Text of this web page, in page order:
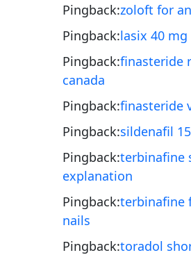
Pingback:zoloft for
Pingback:lasix 40
Pingback:finasteride
canada
Pingback:finasteride
Pingback:sildenafil
Pingback:terbinafine
explanation
Pingback:terbinafine
nails
Pingback:toradol